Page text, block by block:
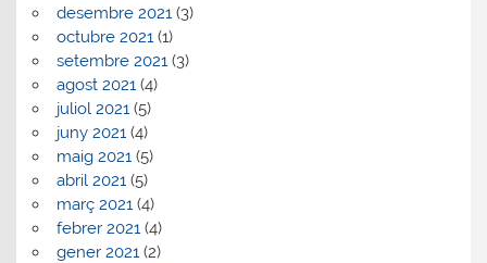
desembre 2021 (3)
octubre 2021 (1)
setembre 2021 (3)
agost 2021 (4)
juliol 2021 (5)
juny 2021 (4)
maig 2021 (5)
abril 2021 (5)
març 2021 (4)
febrer 2021 (4)
gener 2021 (2)